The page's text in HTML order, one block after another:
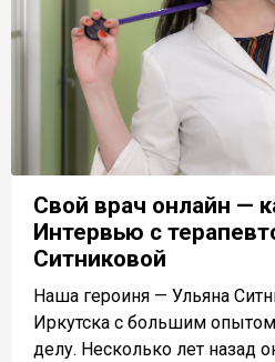
Свой врач онлайн —
Интервью с
Ситниковой
Наша героиня — Ульяна
Иркутска с большим
делу. Несколько лет назад